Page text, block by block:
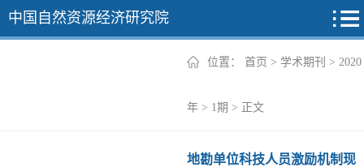
中国自然资源经济研究院
位置： 首页 > 学术期刊 > 2020
年 > 1期 > 正文
地勘单位科技人员激励机制现